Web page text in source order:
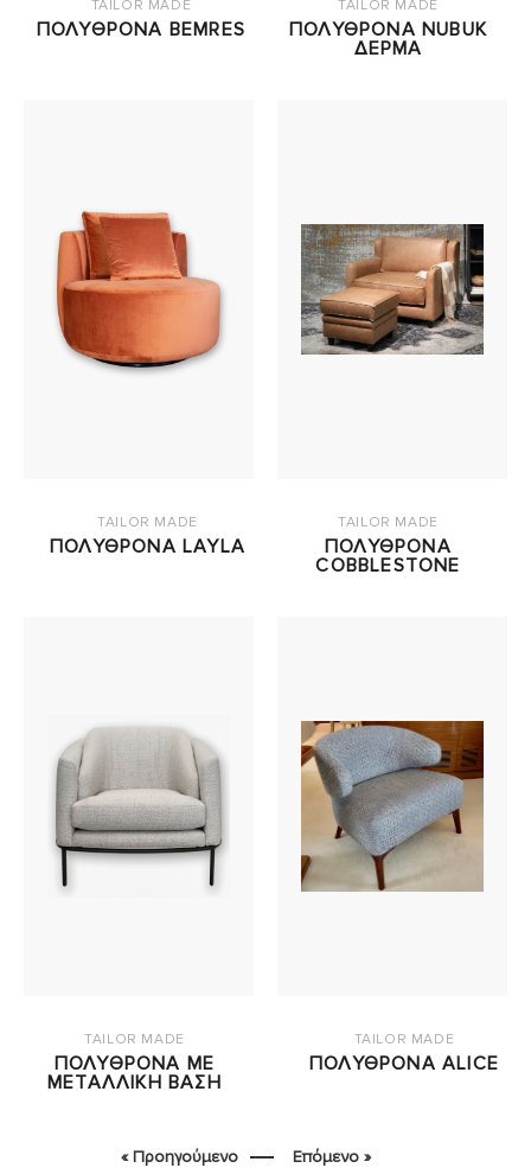
TAILOR MADE
ΠΟΛΥΘΡΟΝΑ BEMRES
TAILOR MADE
ΠΟΛΥΘΡΟΝΑ NUBUK
ΔΕΡΜΑ
TAILOR MADE
ΠΟΛΥΘΡΟΝΑ LAYLA
TAILOR MADE
ΠΟΛΥΘΡΟΝΑ
COBBLESTONE
TAILOR MADE
ΠΟΛΥΘΡΟΝΑ ΜΕ
ΜΕΤΑΛΛΙΚΗ ΒΑΣΗ
TAILOR MADE
ΠΟΛΥΘΡΟΝΑ ALICE
« Προηγούμενο Επόμενο »